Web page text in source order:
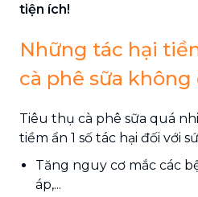
tiện ích!
Những tác hại
cà phê sữa
Tiêu thụ cà phê sữa quá
tiềm ẩn 1 số tác hại đối với
Tăng nguy cơ mắc các
áp,...